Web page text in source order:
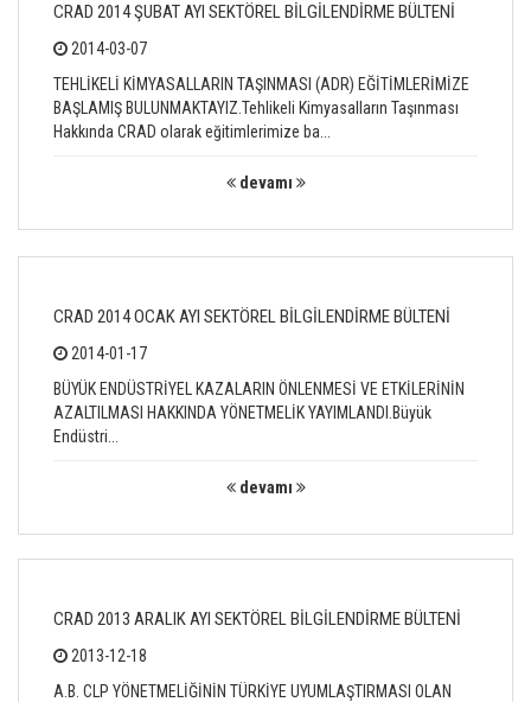
CRAD 2014 ŞUBAT AYI SEKTÖREL BİLGİLENDİRME BÜLTENİ
2014-03-07
TEHLİKELİ KİMYASALLARIN TAŞINMASI (ADR) EĞİTİMLERİMİZE
BAŞLAMIŞ BULUNMAKTAYIZ.Tehlikeli Kimyasalların Taşınması
Hakkında CRAD olarak eğitimlerimize ba...
devamı
CRAD 2014 OCAK AYI SEKTÖREL BİLGİLENDİRME BÜLTENİ
2014-01-17
BÜYÜK ENDÜSTRİYEL KAZALARIN ÖNLENMESİ VE ETKİLERİNİN
AZALTILMASI HAKKINDA YÖNETMELİK YAYIMLANDI.Büyük
Endüstri...
devamı
CRAD 2013 ARALIK AYI SEKTÖREL BİLGİLENDİRME BÜLTENİ
2013-12-18
A.B. CLP YÖNETMELİĞİNİN TÜRKİYE UYUMLAŞTIRMASI OLAN